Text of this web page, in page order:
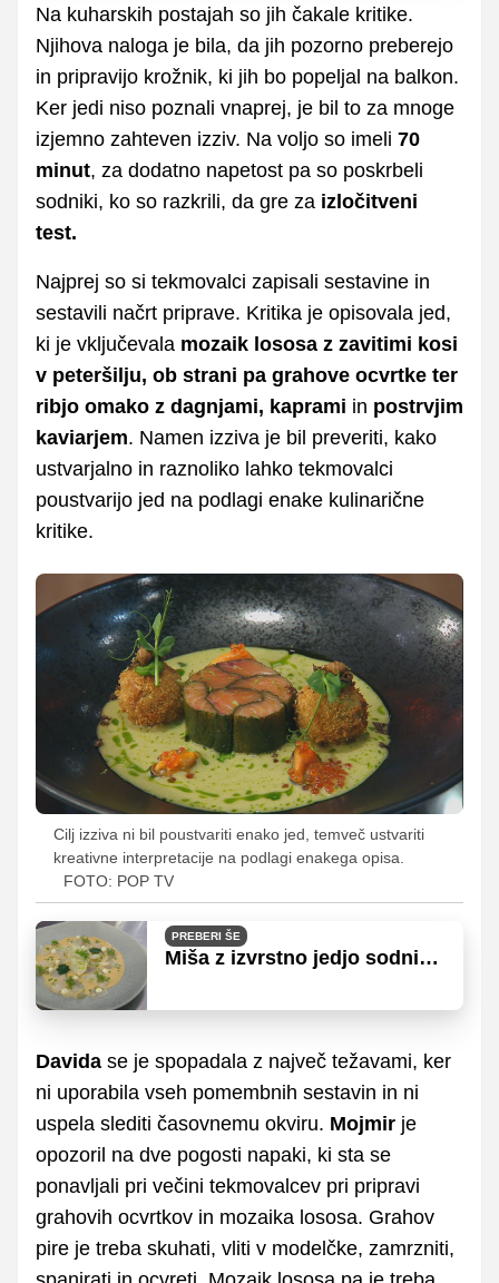
Na kuharskih postajah so jih čakale kritike.
Njihova naloga je bila, da jih pozorno preberejo
in pripravijo krožnik, ki jih bo popeljal na balkon.
Ker jedi niso poznali vnaprej, je bil to za mnoge
izjemno zahteven izziv. Na voljo so imeli 70
minut, za dodatno napetost pa so poskrbeli
sodniki, ko so razkrili, da gre za izločitveni
test.
Najprej so si tekmovalci zapisali sestavine in
sestavili načrt priprave. Kritika je opisovala jed,
ki je vključevala mozaik lososa z zavitimi kosi
v peteršilju, ob strani pa grahove ocvrtke ter
ribjo omako z dagnjami, kaprami in postrvjim
kaviarjem. Namen izziva je bil preveriti, kako
ustvarjalno in raznoliko lahko tekmovalci
poustvarijo jed na podlagi enake kulinarične
kritike.
Cilj izziva ni bil poustvariti enako jed, temveč ustvariti
kreativne interpretacije na podlagi enakega opisa.
FOTO: POP TV
PREBERI ŠE
Miša z izvrstno jedjo sodnike
Davida se je spopadala z največ težavami, ker
ni uporabila vseh pomembnih sestavin in ni
uspela slediti časovnemu okviru. Mojmir je
opozoril na dve pogosti napaki, ki sta se
ponavljali pri večini tekmovalcev pri pripravi
grahovih ocvrtkov in mozaika lososa. Grahov
pire je treba skuhati, vliti v modelčke, zamrzniti,